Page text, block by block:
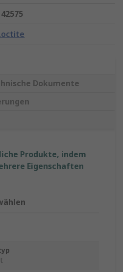
Dokumente
Produkte, indem
Eigenschaften